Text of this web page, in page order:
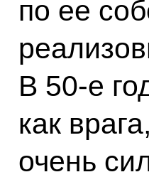
по ее
В 50-е
как
очень